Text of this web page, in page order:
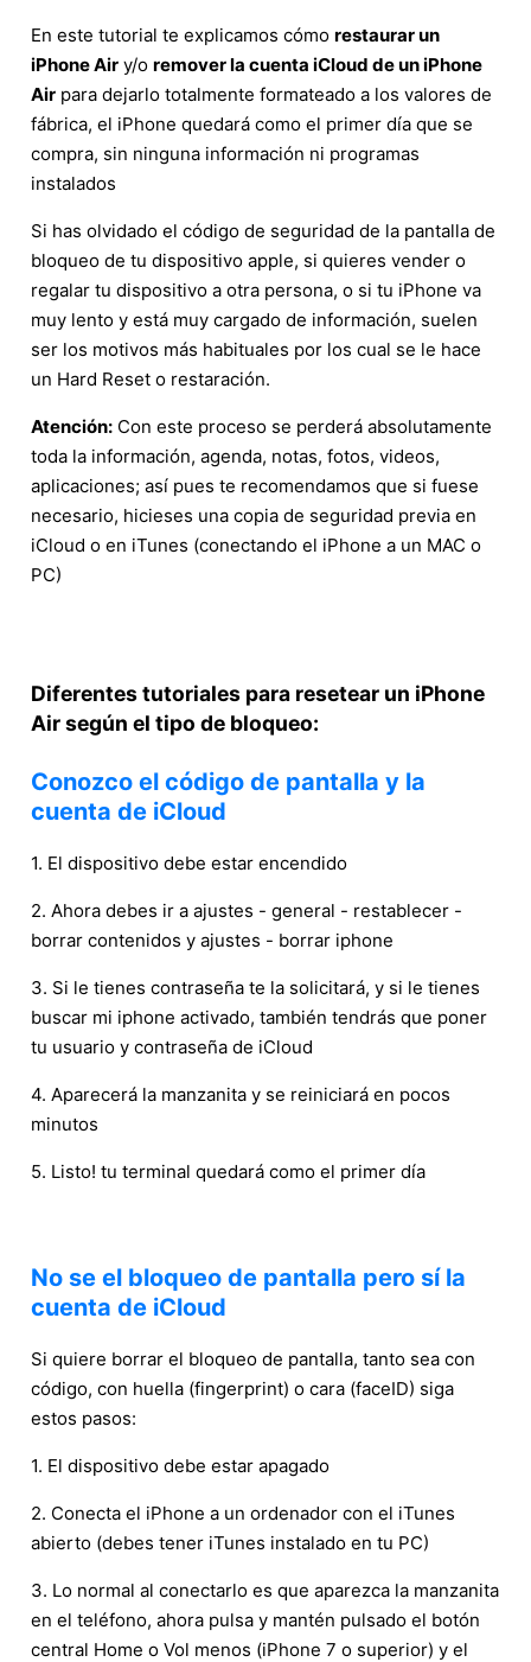
En este tutorial te explicamos cómo restaurar un
iPhone Air y/o remover la cuenta iCloud de un iPhone
Air para dejarlo totalmente formateado a los valores de
fábrica, el iPhone quedará como el primer día que se
compra, sin ninguna información ni programas
instalados
Si has olvidado el código de seguridad de la pantalla de
bloqueo de tu dispositivo apple, si quieres vender o
regalar tu dispositivo a otra persona, o si tu iPhone va
muy lento y está muy cargado de información, suelen
ser los motivos más habituales por los cual se le hace
un Hard Reset o restaración.
Atención: Con este proceso se perderá absolutamente
toda la información, agenda, notas, fotos, videos,
aplicaciones; así pues te recomendamos que si fuese
necesario, hicieses una copia de seguridad previa en
iCloud o en iTunes (conectando el iPhone a un MAC o
PC)
Diferentes tutoriales para resetear un iPhone
Air según el tipo de bloqueo:
Conozco el código de pantalla y la
cuenta de iCloud
1. El dispositivo debe estar encendido
2. Ahora debes ir a ajustes - general - restablecer -
borrar contenidos y ajustes - borrar iphone
3. Si le tienes contraseña te la solicitará, y si le tienes
buscar mi iphone activado, también tendrás que poner
tu usuario y contraseña de iCloud
4. Aparecerá la manzanita y se reiniciará en pocos
minutos
5. Listo! tu terminal quedará como el primer día
No se el bloqueo de pantalla pero sí la
cuenta de iCloud
Si quiere borrar el bloqueo de pantalla, tanto sea con
código, con huella (fingerprint) o cara (faceID) siga
estos pasos:
1. El dispositivo debe estar apagado
2. Conecta el iPhone a un ordenador con el iTunes
abierto (debes tener iTunes instalado en tu PC)
3. Lo normal al conectarlo es que aparezca la manzanita
en el teléfono, ahora pulsa y mantén pulsado el botón
central Home o Vol menos (iPhone 7 o superior) y el